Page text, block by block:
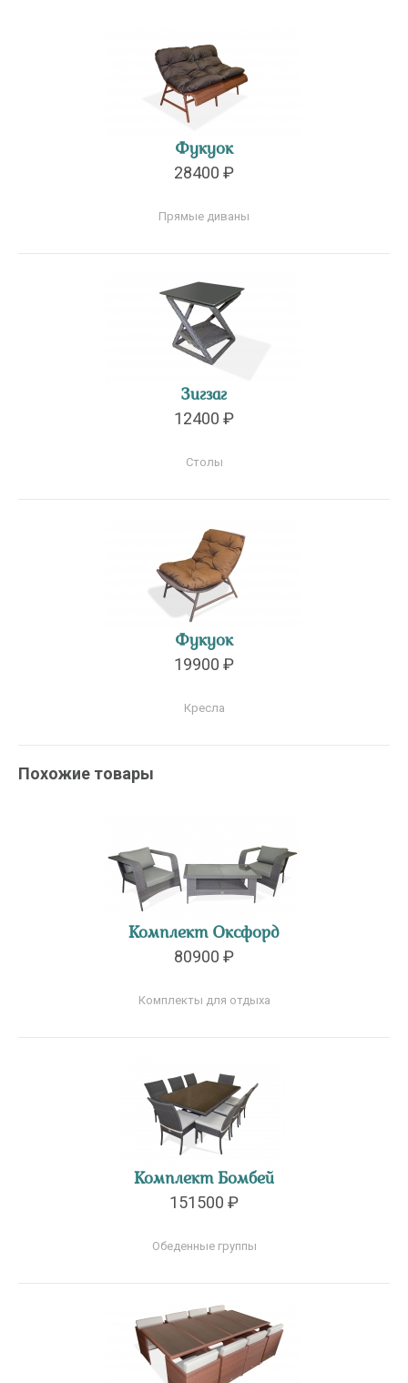
Фукуок
28400 ₽
Прямые диваны
Зигзаг
12400 ₽
Столы
Фукуок
19900 ₽
Кресла
Похожие товары
Комплект Оксфорд
80900 ₽
Комплекты для отдыха
Комплект Бомбей
151500 ₽
Обеденные группы